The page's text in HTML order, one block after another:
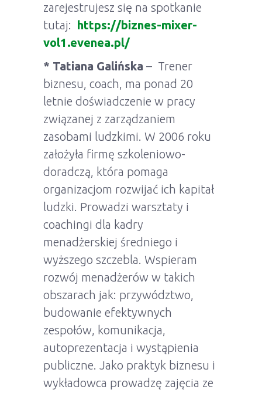
zarejestrujesz się na spotkanie
tutaj: https://biznes-mixer-
vol1.evenea.pl/
* Tatiana Galińska – Trener
biznesu, coach, ma ponad 20
letnie doświadczenie w pracy
związanej z zarządzaniem
zasobami ludzkimi. W 2006 roku
założyła firmę szkoleniowo-
doradczą, która pomaga
organizacjom rozwijać ich kapitał
ludzki. Prowadzi warsztaty i
coachingi dla kadry
menadżerskiej średniego i
wyższego szczebla. Wspieram
rozwój menadżerów w takich
obszarach jak: przywództwo,
budowanie efektywnych
zespołów, komunikacja,
autoprezentacja i wystąpienia
publiczne. Jako praktyk biznesu i
wykładowca prowadzę zajęcia ze